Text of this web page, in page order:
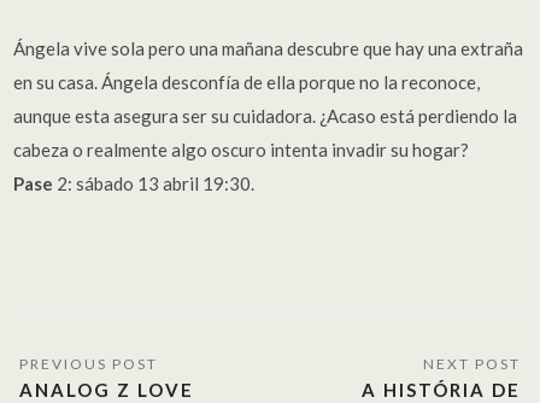
Ángela vive sola pero una mañana descubre que hay una extraña
en su casa. Ángela desconfía de ella porque no la reconoce,
aunque esta asegura ser su cuidadora. ¿Acaso está perdiendo la
cabeza o realmente algo oscuro intenta invadir su hogar?
Pase 2: sábado 13 abril 19:30.
ANALOG Z LOVE
A HISTÓRIA DE